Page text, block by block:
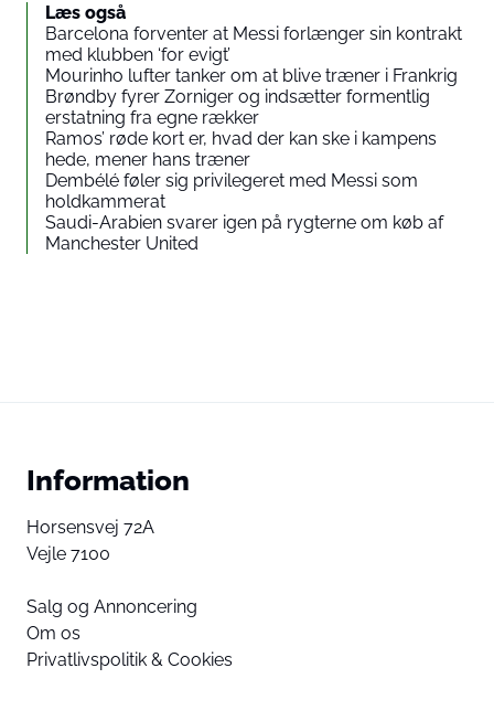
Læs også
Barcelona forventer at Messi forlænger sin kontrakt
med klubben ‘for evigt’
Mourinho lufter tanker om at blive træner i Frankrig
Brøndby fyrer Zorniger og indsætter formentlig
erstatning fra egne rækker
Ramos’ røde kort er, hvad der kan ske i kampens
hede, mener hans træner
Dembélé føler sig privilegeret med Messi som
holdkammerat
Saudi-Arabien svarer igen på rygterne om køb af
Manchester United
Information
Horsensvej 72A
Vejle 7100
Salg og Annoncering
Om os
Privatlivspolitik & Cookies